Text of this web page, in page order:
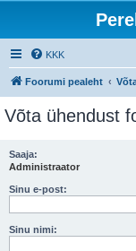
KKK
Foorumi pealeht
Võta ühendust
Saaja:
Administraator
Sinu e-post:
Sinu nimi: